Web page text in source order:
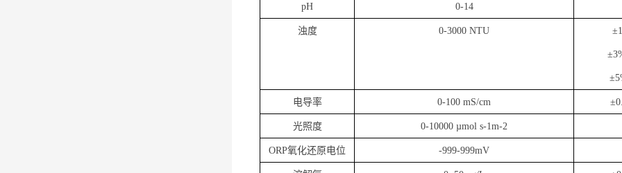
pH 0-14
浊度 0-3000 NTU
电导率 0-100 mS/cm
光照度 0-10000 µmol s-1m-2
ORP氧化还原电位 -999-999mV